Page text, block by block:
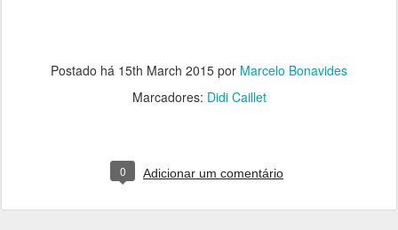
Postado há 15th March 2015 por Marcelo Bonavides
Marcadores: Didi Caillet
0 Adicionar um comentário